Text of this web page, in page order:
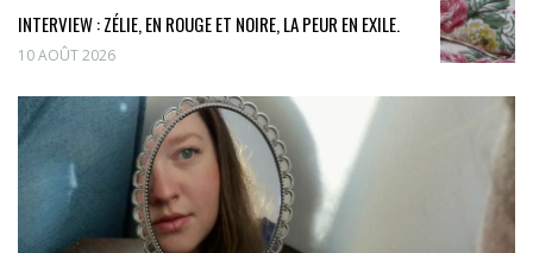
INTERVIEW : ZÉLIE, EN ROUGE ET NOIRE, LA PEUR EN EXILE.
10 AOÛT 2026